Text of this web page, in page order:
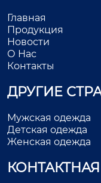
Главная
Продукция
Новости
О Нас
Контакты
ДРУГИЕ
Мужская одежда
Детская одежда
Женская одежда